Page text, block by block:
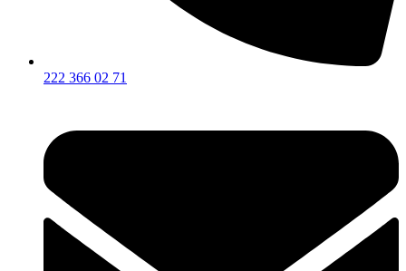
222 366 02 71